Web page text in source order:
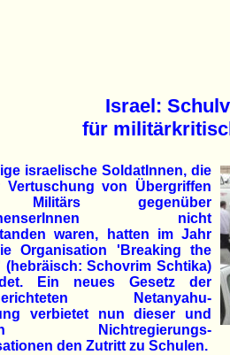
Israel:
für
israelische SoldatInnen, die
Vertuschung von Übergriffen
gegenüber
nicht
waren, hatten im Jahr
Organisation 'Breaking the
(hebräisch: Schovrim Schtika)
Ein neues Gesetz der
Netanyahu-
verbietet nun dieser und
Nichtregierungs-
den Zutritt zu Schulen.